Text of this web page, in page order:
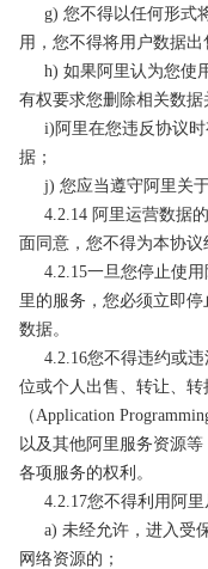
g) 您不得以任何形式
用，您不得将用户数据出
h) 如果阿里认为您使
有权要求您删除相关数据
i)阿里在您违反协议时
据；
j) 您应当遵守阿里关于
4.2.14 阿里运营数据的
面同意，您不得为本协议
4.2.15一旦您停止使用
里的服务，您必须立即
数据。
4.2.16您不得违约或违
位或个人出售、转让、
（Application
以及其他阿里服务资源
各项服务的权利。
4.2.17您不得利用阿里
a) 未经允许，进入受
网络资源的；